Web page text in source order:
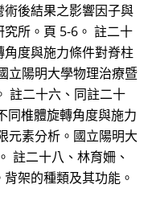
後結果之影響因子與
所。頁 5-6。 註二十
度與施力條件對脊柱
立陽明大學物理治療暨
註二十六、同註二十
同椎體旋轉角度與施力
元素分析。國立陽明大
註二十八、林育姍、
架的種類及其功能。